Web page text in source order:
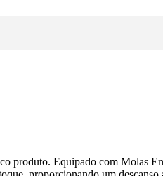
Equipado com Molas